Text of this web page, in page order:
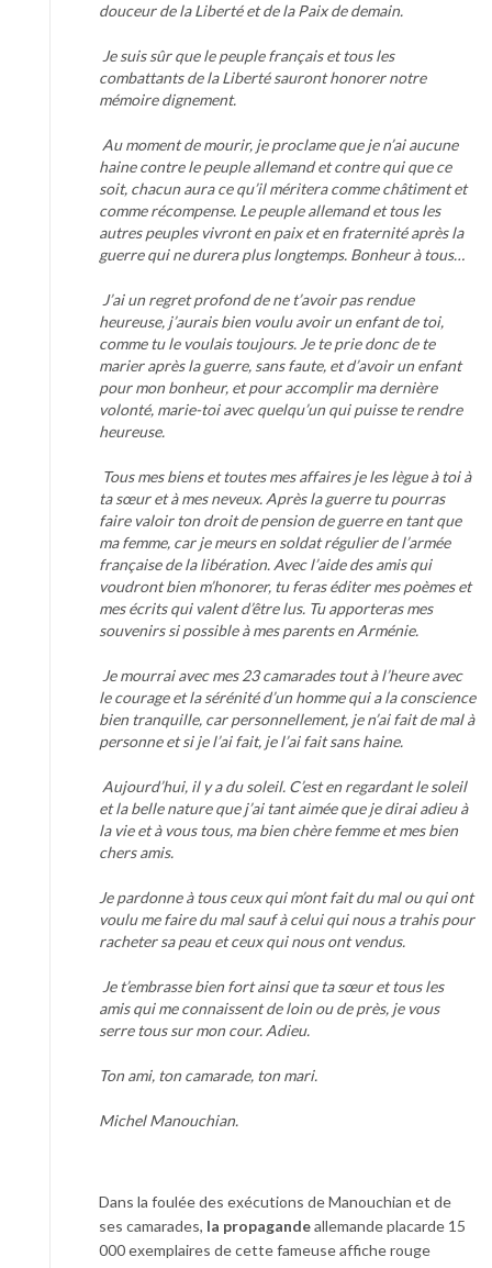
douceur de la Liberté et de la Paix de demain.
Je suis sûr que le peuple français et tous les
combattants de la Liberté sauront honorer notre
mémoire dignement.
Au moment de mourir, je proclame que je n’ai aucune
haine contre le peuple allemand et contre qui que ce
soit, chacun aura ce qu’il méritera comme châtiment et
comme récompense. Le peuple allemand et tous les
autres peuples vivront en paix et en fraternité après la
guerre qui ne durera plus longtemps. Bonheur à tous…
J’ai un regret profond de ne t’avoir pas rendue
heureuse, j’aurais bien voulu avoir un enfant de toi,
comme tu le voulais toujours. Je te prie donc de te
marier après la guerre, sans faute, et d’avoir un enfant
pour mon bonheur, et pour accomplir ma dernière
volonté, marie-toi avec quelqu’un qui puisse te rendre
heureuse.
Tous mes biens et toutes mes affaires je les lègue à toi à
ta sœur et à mes neveux. Après la guerre tu pourras
faire valoir ton droit de pension de guerre en tant que
ma femme, car je meurs en soldat régulier de l’armée
française de la libération. Avec l’aide des amis qui
voudront bien m’honorer, tu feras éditer mes poèmes et
mes écrits qui valent d’être lus. Tu apporteras mes
souvenirs si possible à mes parents en Arménie.
Je mourrai avec mes 23 camarades tout à l’heure avec
le courage et la sérénité d’un homme qui a la conscience
bien tranquille, car personnellement, je n’ai fait de mal à
personne et si je l’ai fait, je l’ai fait sans haine.
Aujourd’hui, il y a du soleil. C’est en regardant le soleil
et la belle nature que j’ai tant aimée que je dirai adieu à
la vie et à vous tous, ma bien chère femme et mes bien
chers amis.
Je pardonne à tous ceux qui m’ont fait du mal ou qui ont
voulu me faire du mal sauf à celui qui nous a trahis pour
racheter sa peau et ceux qui nous ont vendus.
Je t’embrasse bien fort ainsi que ta sœur et tous les
amis qui me connaissent de loin ou de près, je vous
serre tous sur mon cour. Adieu.
Ton ami, ton camarade, ton mari.
Michel Manouchian.
Dans la foulée des exécutions de Manouchian et de
ses camarades, la propagandeallemande placarde 15
000 exemplaires de cette fameuse affiche rouge